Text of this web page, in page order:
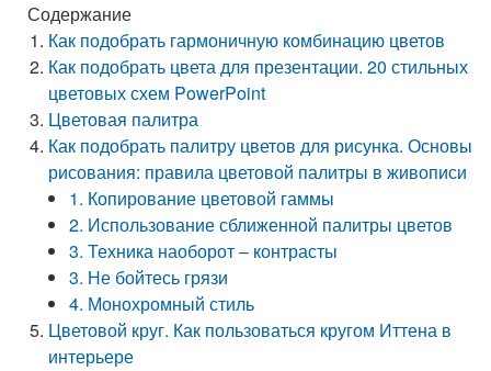
Содержание
Как подобрать гармоничную комбинацию цветов
Как подобрать цвета для презентации. 20 стильных
цветовых схем PowerPoint
Цветовая палитра
Как подобрать палитру цветов для рисунка. Основы
рисования: правила цветовой палитры в живописи
1. Копирование цветовой гаммы
2. Использование сближенной палитры цветов
3. Техника наоборот – контрасты
3. Не бойтесь грязи
4. Монохромный стиль
Цветовой круг. Как пользоваться кругом Иттена в
интерьере